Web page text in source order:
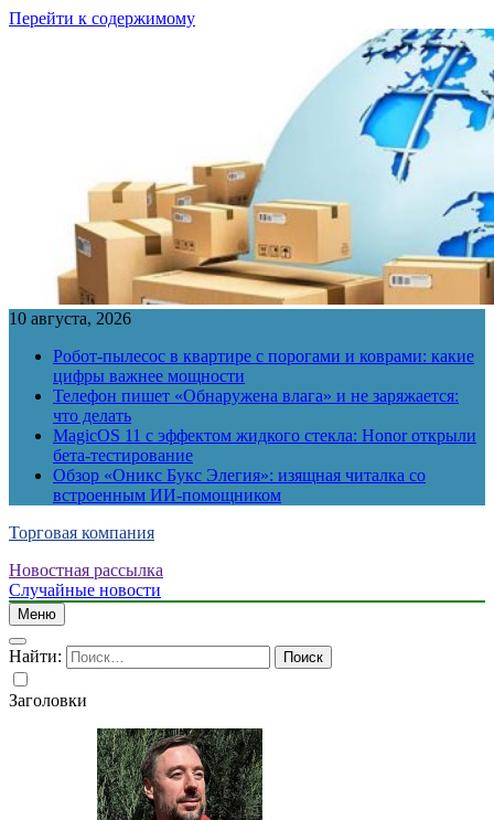
Перейти к содержимому
10 августа, 2026
Робот-пылесос в квартире с порогами и коврами: какие
цифры важнее мощности
Телефон пишет «Обнаружена влага» и не заряжается:
что делать
MagicOS 11 с эффектом жидкого стекла: Honor открыли
бета-тестирование
Обзор «Оникс Букс Элегия»: изящная читалка со
встроенным ИИ-помощником
Торговая компания
Новостная рассылка
Случайные новости
Меню
Найти:
Заголовки